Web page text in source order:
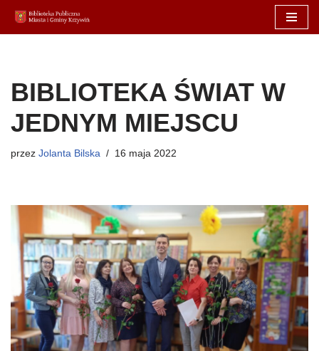
Przejdź
BIBLIOTEKA ŚWIAT W
JEDNYM MIEJSCU
przez Jolanta Bilska 16 maja 2022